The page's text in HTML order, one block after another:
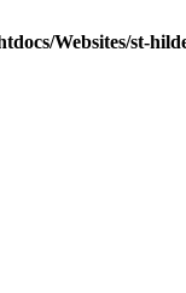
Websites/st-